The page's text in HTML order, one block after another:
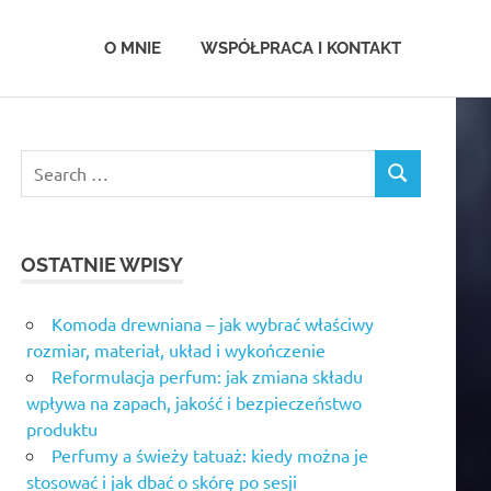
O MNIE WSPÓŁPRACA I KONTAKT
OSTATNIE WPISY
Komoda drewniana – jak wybrać właściwy
rozmiar, materiał, układ i wykończenie
Reformulacja perfum: jak zmiana składu
wpływa na zapach, jakość i bezpieczeństwo
produktu
Perfumy a świeży tatuaż: kiedy można je
stosować i jak dbać o skórę po sesji